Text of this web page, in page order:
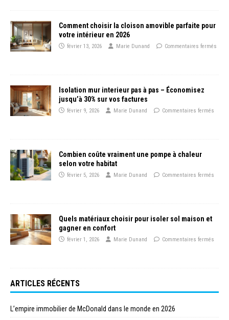
Comment choisir la cloison amovible parfaite pour
votre intérieur en 2026
février 13, 2026 Marie Dunand Commentaires fermés
Isolation mur interieur pas à pas – Économisez
jusqu’à 30% sur vos factures
février 9, 2026 Marie Dunand Commentaires fermés
Combien coûte vraiment une pompe à chaleur
selon votre habitat
février 5, 2026 Marie Dunand Commentaires fermés
Quels matériaux choisir pour isoler sol maison et
gagner en confort
février 1, 2026 Marie Dunand Commentaires fermés
ARTICLES RÉCENTS
L’empire immobilier de McDonald dans le monde en 2026